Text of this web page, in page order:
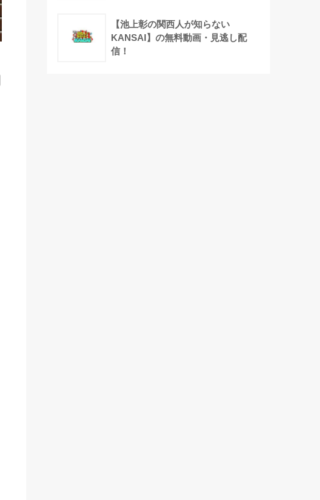
【池上彰の関西人が知らない
KANSAI】の無料動画・見逃し配
信！